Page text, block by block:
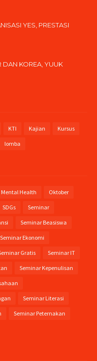
YES, PRESTASI
DAN KOREA, YUUK
KTI Kajian Kursus
lomba
Mental Health Oktober
SDGs Seminar
Seminar Beasiswa
Seminar Ekonomi
Gratis Seminar IT
Seminar Kepenulisan
Seminar Literasi
Seminar Peternakan